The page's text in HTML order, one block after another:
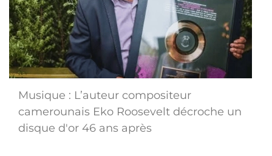
Musique : L’auteur compositeur
camerounais Eko Roosevelt décroche un
disque d'or 46 ans après